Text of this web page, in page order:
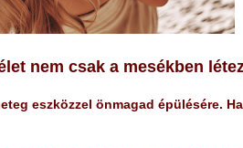
nem csak a mesékben
eszközzel önmagad épülésére.